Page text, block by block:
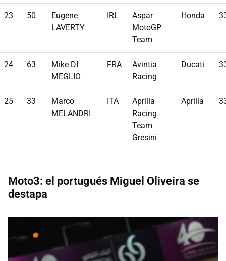
23 50
Eugene
LAVERTY
IRL
Aspar
MotoGP
Team
Honda
24 63
Mike DI
MEGLIO
FRA
Avintia
Racing
Ducati
25 33
Marco
MELANDRI
ITA
Aprilia
Racing
Team
Gresini
Aprilia
Moto3: el portugués Miguel Oliveira se
destapa